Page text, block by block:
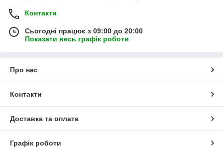
Контакти
Сьогодні працює з 09:00 до 20:00
Показати весь графік роботи
Про нас
Контакти
Доставка та оплата
Графік роботи